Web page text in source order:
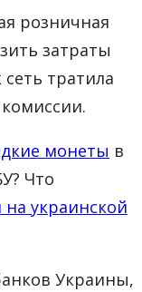
розничная
затраты
тратила
монеты в
Что
украинской
Украины,